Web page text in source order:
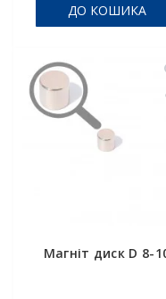
ДО КОШИКА
Магніт диск D 8-